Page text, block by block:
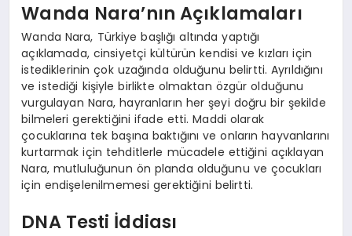
Wanda Nara’nın Açıklamaları
Wanda Nara, Türkiye başlığı altında yaptığı
açıklamada, cinsiyetçi kültürün kendisi ve kızları için
istediklerinin çok uzağında olduğunu belirtti. Ayrıldığını
ve istediği kişiyle birlikte olmaktan özgür olduğunu
vurgulayan Nara, hayranların her şeyi doğru bir şekilde
bilmeleri gerektiğini ifade etti. Maddi olarak
çocuklarına tek başına baktığını ve onların hayvanlarını
kurtarmak için tehditlerle mücadele ettiğini açıklayan
Nara, mutluluğunun ön planda olduğunu ve çocukları
için endişelenilmemesi gerektiğini belirtti.
DNA Testi İddiası